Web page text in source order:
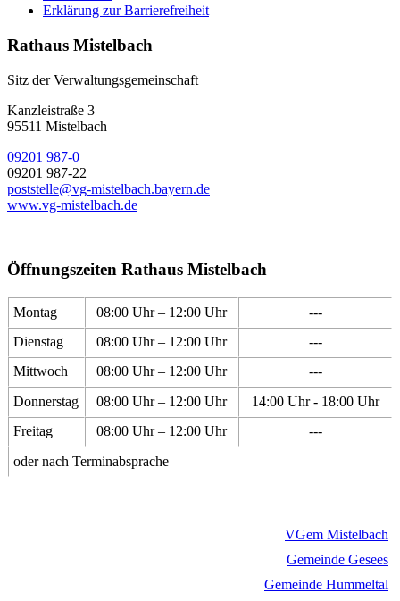
Erklärung zur Barrierefreiheit
Rathaus Mistelbach
Sitz der Verwaltungsgemeinschaft
Kanzleistraße 3
95511 Mistelbach
09201 987-0
09201 987-22
poststelle@vg-mistelbach.bayern.de
www.vg-mistelbach.de
Öffnungszeiten Rathaus Mistelbach
Montag 08:00 Uhr – 12:00 Uhr
---
Dienstag
08:00 Uhr – 12:00 Uhr
---
Mittwoch
08:00 Uhr – 12:00 Uhr
---
Donnerstag
08:00 Uhr – 12:00 Uhr
14:00 Uhr - 18:00 Uhr
Freitag
08:00 Uhr – 12:00 Uhr
---
oder nach Terminabsprache
VGem Mistelbach
Gemeinde Gesees
Gemeinde Hummeltal